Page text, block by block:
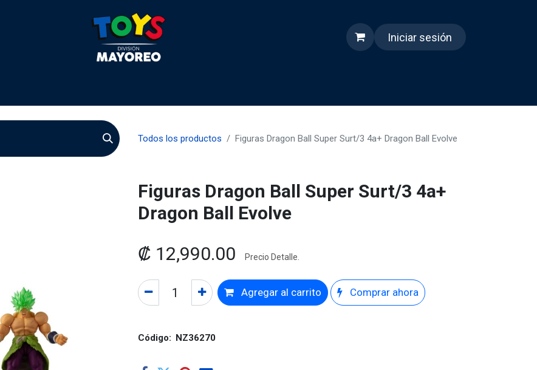
Iniciar sesión
Todos los productos Figuras Dragon Ball Super Surt/3 4a+ Dragon Ball Evolve
Figuras Dragon Ball Super Surt/3 4a+
Dragon Ball Evolve
₡ 12,990.00 Precio Detalle.
Agregar al carrito Comprar ahora
Código: NZ36270